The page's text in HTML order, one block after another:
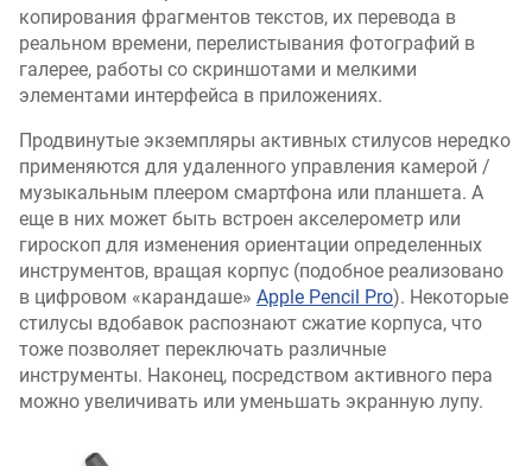
копирования фрагментов текстов, их перевода в
реальном времени, перелистывания фотографий в
галерее, работы со скриншотами и мелкими
элементами интерфейса в приложениях.
Продвинутые экземпляры активных стилусов нередко
применяются для удаленного управления камерой /
музыкальным плеером смартфона или планшета. А
еще в них может быть встроен акселерометр или
гироскоп для изменения ориентации определенных
инструментов, вращая корпус (подобное реализовано
в цифровом «карандаше» Apple Pencil Pro). Некоторые
стилусы вдобавок распознают сжатие корпуса, что
тоже позволяет переключать различные
инструменты. Наконец, посредством активного пера
можно увеличивать или уменьшать экранную лупу.